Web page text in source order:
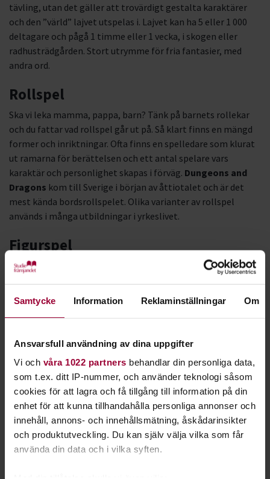
Samtycke Information Reklaminställningar Om
Ansvarsfull användning av dina uppgifter
Vi och våra 1022 partners behandlar din personliga data,
som t.ex. ditt IP-nummer, och använder teknologi såsom
cookies för att lagra och få tillgång till information på din
enhet för att kunna tillhandahålla personliga annonser och
innehåll, annons- och innehållsmätning, åskådarinsikter
och produktutveckling. Du kan själv välja vilka som får
använda din data och i vilka syften.
tävling, utan det gäller att trovärdigt gestalta karaktärer
och den ”värld” lajvet utspelas i. Lajvet kan ha 5 eller 1 000
deltagare och pågå 1 timme eller 1 vecka, i skogen eller
radhusträdgården. Stort utrymme för fria fantasier, med
andra ord.
Rollspel
Ska vi leka mamma, pappa, barn? Tänk på barnets rollekar
och du fattar vad rollspel går ut på. Så klart finns en mängd
former och inriktningar. Ofta finns en spelledare som klurat
ut ramarna för berättelsen och ett antal spelare vars
karaktär och personlighet skapas i förväg. Dungeons and
Dragons kom till Sverige i början av åttiotalet och är det
mest kända bordsrollspelet. Olika varianter av rollspel
används i många utbildningar i yrkeslivet.
Figurspel
Här är det krig som gäller. Figurspel spelas med små
ett bord, där en autentisk miljö av slagfältet skapas med
hus, floder, berg – och de stridande parterna förstås. Spelet
Mordheim och Flames of War
. Strategi, taktik och tur avgör
utgången. Förberedelserna med att måla figurer och bygga
miniatyrlandskapen är en viktig ingrediens i figurspel.
Paintball
Här skjuter två lag på varandra med gevär. Lugn, det låter
värre än vad det är. Inga skarpa skott utan små färgfyllda
bollar träffar motståndaren. Det enda som krävs i form av